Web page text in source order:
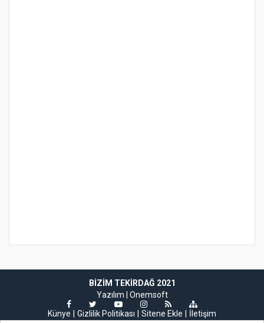
BIZIM TEKIRDAĞ 2021
Yazılım | Onemsoft
Künye
Gizlilik Politikası Sitene Ekle İletişim